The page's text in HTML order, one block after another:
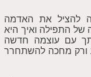
להציל את האדמה
של התפילה ואיך היא
עם עוצמה חדשה
ורק מחכה להשתחרר